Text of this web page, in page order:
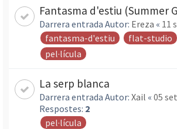
Fantasma d'estiu (Summer
Darrera entrada Autor: Ereza « 11
fantasma-d'estiu
flat-studio
pel·lícula
La serp blanca
Darrera entrada Autor: Xail « 05
Respostes: 2
pel·lícula